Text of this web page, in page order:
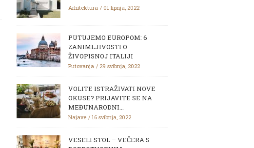
Arhitektura 01 lipnja, 2022
PUTUJEMO EUROPOM: 6
ZANIMLJIVOSTI O
ŽIVOPISNOJ ITALIJI
Putovanja 29 svibnja, 2022
VOLITE ISTRAŽIVATI NOVE
OKUSE? PRIJAVITE SE NA
MEĐUNARODNI...
Najave 16 svibnja, 2022
VESELI STOL – VEČERA S